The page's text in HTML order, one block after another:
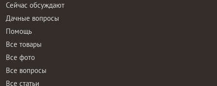
Сейчас обсуждают
Дачные вопросы
Помощь
Все товары
Все фото
Все вопросы
Все статьи